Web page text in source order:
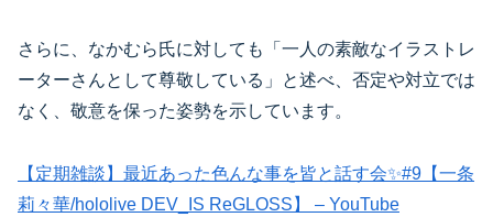
さらに、なかむら氏に対しても「一人の素敵なイラストレ
ーターさんとして尊敬している」と述べ、否定や対立では
なく、敬意を保った姿勢を示しています。
【定期雑談】最近あった色んな事を皆と話す会✨#9【一条
莉々華/hololive DEV_IS ReGLOSS】 – YouTube